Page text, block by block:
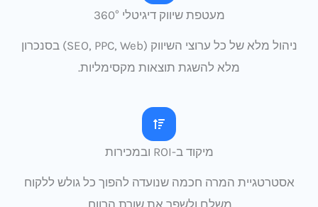
מעטפת שיווק דיגיטלי 360°
ניהול מלא של כל ערוצי השיווק (SEO, PPC, Web) בסנכרון
מלא להשגת תוצאות מקסימליות.
מיקוד ב-ROI ובמכירות
אסטרטגיית המרה חכמה שנועדה להפוך כל גולש ללקוח
משלם ולשפר את שורת הרווח.